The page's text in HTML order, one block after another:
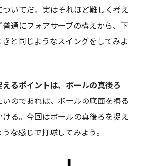
いてだ。実はそれほど難しく考え
普通にフォアサーブの構えから、下
と同じようなスイングをしてみよ
えるポイントは、ボールの真後ろ
のであれば、ボールの底面を擦る
ける。今回はボールの真後ろを捉え
な感じで打球してみよう。